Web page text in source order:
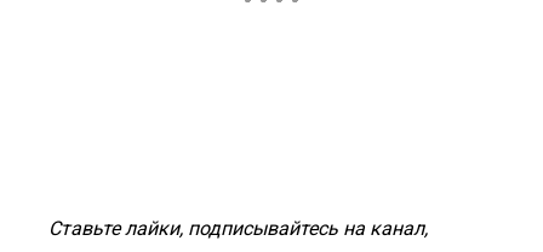
Ставьте лайки, подписывайтесь на канал,